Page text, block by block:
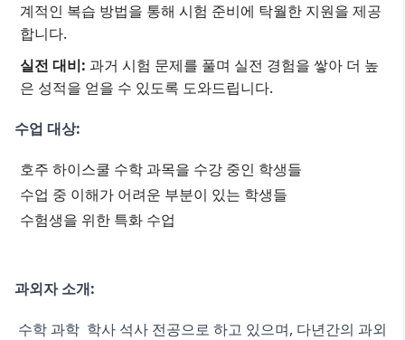
계적인 복습 방법을 통해 시험 준비에 탁월한 지원을 제공
합니다.
실전 대비: 과거 시험 문제를 풀며 실전 경험을 쌓아 더 높
은 성적을 얻을 수 있도록 도와드립니다.
수업 대상:
호주 하이스쿨 수학 과목을 수강 중인 학생들
수업 중 이해가 어려운 부분이 있는 학생들
수험생을 위한 특화 수업
과외자 소개:
수학 과학 학사 석사 전공으로 하고 있으며, 다년간의 과외